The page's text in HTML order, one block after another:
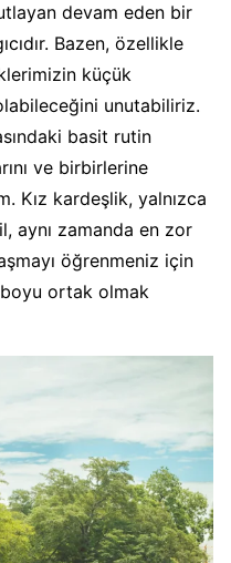
devam eden bir
Bazen, özellikle
küçük
unutabiliriz.
basit rutin
ve birbirlerine
Kız kardeşlik, yalnızca
aynı zamanda en zor
öğrenmeniz için
ortak olmak